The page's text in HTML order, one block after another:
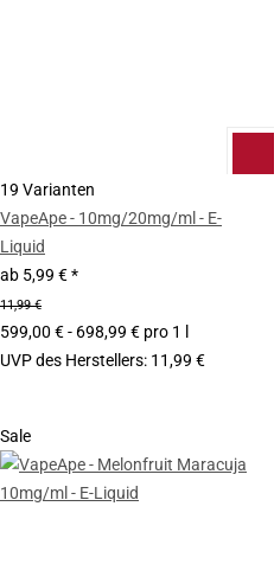
19 Varianten
VapeApe - 10mg/20mg/ml - E-
Liquid
ab 5,99 €*
11,99 €
599,00 € - 698,99 € pro 1 l
UVP des Herstellers: 11,99 €
Sale